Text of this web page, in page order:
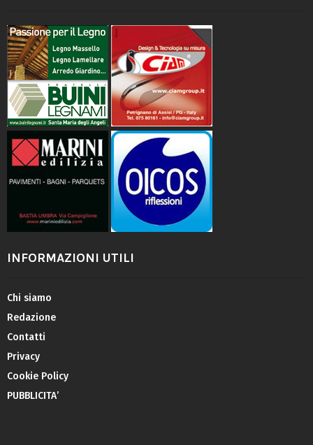
INFORMAZIONI UTILI
Chi siamo
Redazione
Contatti
Privacy
Cookie Policy
PUBBLICITA’